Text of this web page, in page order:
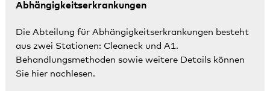
Abhängigkeitserkrankungen
Die Abteilung für Abhängigkeitserkrankungen besteht
aus zwei Stationen: Cleaneck und A1.
Behandlungsmethoden sowie weitere Details können
Sie hier nachlesen.